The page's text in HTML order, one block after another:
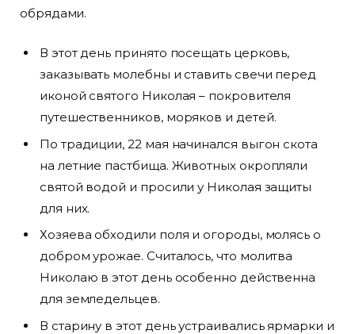
обрядами.
В этот день принято посещать церковь,
заказывать молебны и ставить свечи перед
иконой святого Николая – покровителя
путешественников, моряков и детей.
По традиции, 22 мая начинался выгон скота
на летние пастбища. Животных окропляли
святой водой и просили у Николая защиты
для них.
Хозяева обходили поля и огороды, молясь о
добром урожае. Считалось, что молитва
Николаю в этот день особенно действенна
для земледельцев.
В старину в этот день устраивались ярмарки и